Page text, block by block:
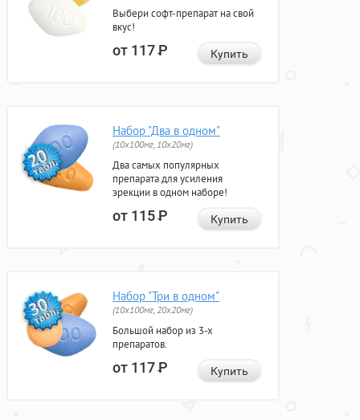
Выбери софт-препарат на свой
вкус!
от 117Р Купить
Набор "Два в одном"
(10x100мг, 10x20мг)
Два самых популярных
препарата для усиления
эрекции в одном наборе!
от 115Р Купить
Набор "Три в одном"
(10x100мг, 20x20мг)
Большой набор из 3-х
препаратов.
от 117Р Купить